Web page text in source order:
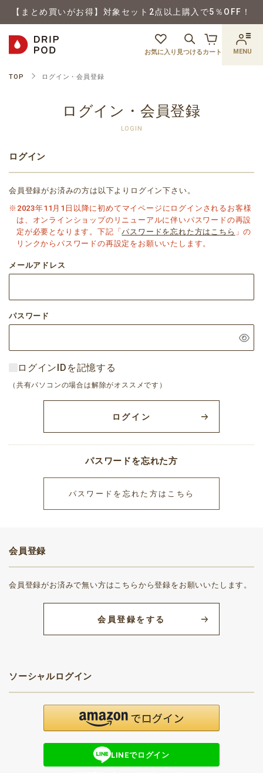
【まとめ買いがお得】対象セット2点以上購入で5％OFF！
お気に入り 見つけるカート MENU
TOP ログイン・会員登録
ログイン・会員登録
LOGIN
ログイン
会員登録がお済みの方は以下よりログイン下さい。
※2023年11月1日以降に初めてマイページにログインされるお客様
は、オンラインショップのリニューアルに伴いパスワードの再設
定が必要となります。下記「パスワードを忘れた方はこちら 」の
リンクからパスワードの再設定をお願いいたします。
メールアドレス
パスワード
ログインIDを記憶する
（共有パソコンの場合は解除がオススメです）
ログイン
パスワードを忘れた方
パスワードを忘れた方はこちら
会員登録
会員登録がお済みで無い方はこちらから登録をお願いいたします。
会員登録をする
ソーシャルログイン
LINEでログイン